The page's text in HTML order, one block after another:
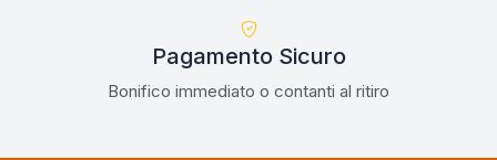
Pagamento Sicuro
Bonifico immediato o contanti al ritiro